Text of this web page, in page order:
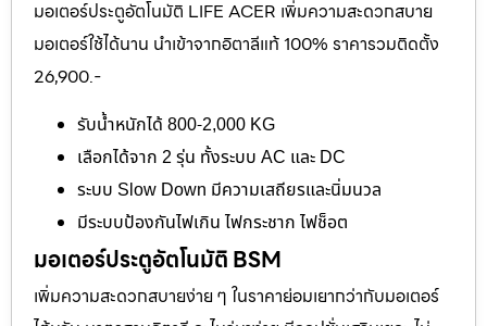
มอเตอร์ประตูอัตโนมัติ LIFE ACER เพิ่มความสะดวกสบาย
มอเตอร์ใช้ได้นาน นำเข้าจากอิตาลีแท้ 100% ราคารวมติดตั้ง
26,900.-
รับน้ำหนักได้ 800-2,000 KG
เลือกได้จาก 2 รุ่น ทั้งระบบ AC และ DC
ระบบ Slow Down มีความเสถียรและนิ่มนวล
มีระบบป้องกันไฟเกิน ไฟกระชาก ไฟช็อต
มอเตอร์ประตูอัตโนมัติ BSM
เพิ่มความสะดวกสบายง่าย ๆ ในราคาย่อมเยากว่ากับมอเตอร์